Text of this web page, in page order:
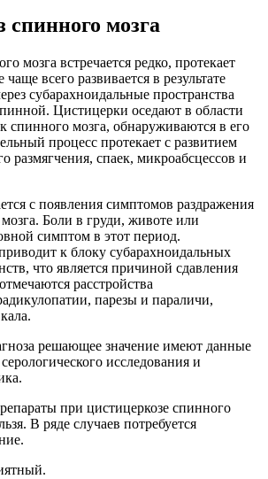
спинного мозга
мозга встречается редко, протекает
всего развивается в результате
субарахноидальные пространства
Цистицерки оседают в области
спинного мозга, обнаруживаются в его
процесс протекает с развитием
размягчения, спаек, микроабсцессов и
с появления симптомов раздражения
Боли в груди, животе или
симптом в этот период.
к блоку субарахноидальных
что является причиной сдавления
расстройства
парезы и параличи,
решающее значение имеют данные
исследования и
при цистицеркозе спинного
В ряде случаев потребуется